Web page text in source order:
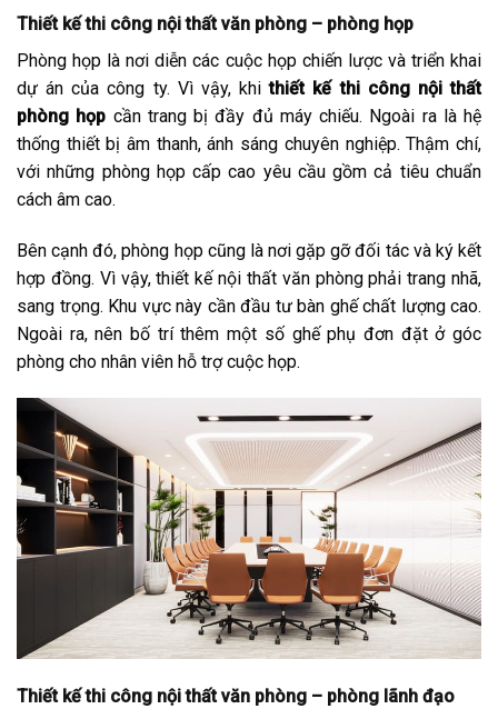
Thiết kế thi công nội thất văn phòng – phòng họp
Phòng họp là nơi diễn các cuộc họp chiến lược và triển khai
dự án của công ty. Vì vậy, khithiết kế thi công nội thất
phòng họp cần trang bị đầy đủ máy chiếu. Ngoài ra là hệ
thống thiết bị âm thanh, ánh sáng chuyên nghiệp. Thậm chí,
với những phòng họp cấp cao yêu cầu gồm cả tiêu chuẩn
cách âm cao.
Bên cạnh đó, phòng họp cũng là nơi gặp gỡ đối tác và ký kết
hợp đồng. Vì vậy, thiết kế nội thất văn phòng phải trang nhã,
sang trọng. Khu vực này cần đầu tư bàn ghế chất lượng cao.
Ngoài ra, nên bố trí thêm một số ghế phụ đơn đặt ở góc
phòng cho nhân viên hỗ trợ cuộc họp.
Thiết kế thi công nội thất văn phòng – phòng lãnh đạo